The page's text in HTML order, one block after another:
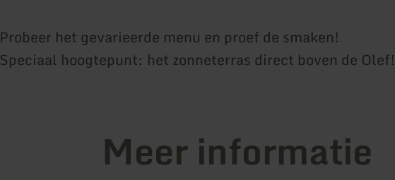
Probeer het gevarieerde menu en proef de smaken!
Speciaal hoogtepunt: het zonneterras direct boven de Olef!
Meer informatie